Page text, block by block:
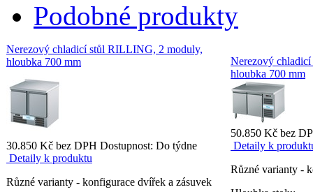
Podobné produkty
Nerezový chladicí stůl RILLING, 2 moduly,
hloubka 700 mm
30.850 Kč bez DPH Dostupnost: Do týdne
Detaily k produktu
Různé varianty - konfigurace dvířek a zásuvek
Nerezový
hloubka 700 mm
50.850 Kč bez
Detaily k
Různé varianty -